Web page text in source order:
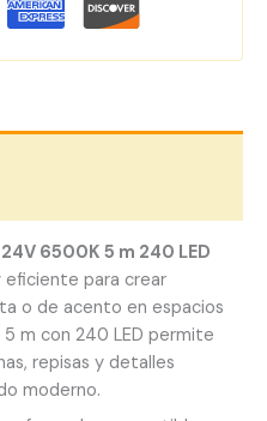
6500K 5 m 240 LED
eficiente para crear
o de acento en espacios
m con 240 LED permite
repisas y detalles
moderno.